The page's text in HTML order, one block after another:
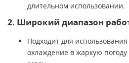
длительном использовании.
2. Широкий диапазон
Подходит для
охлаждение в жаркую